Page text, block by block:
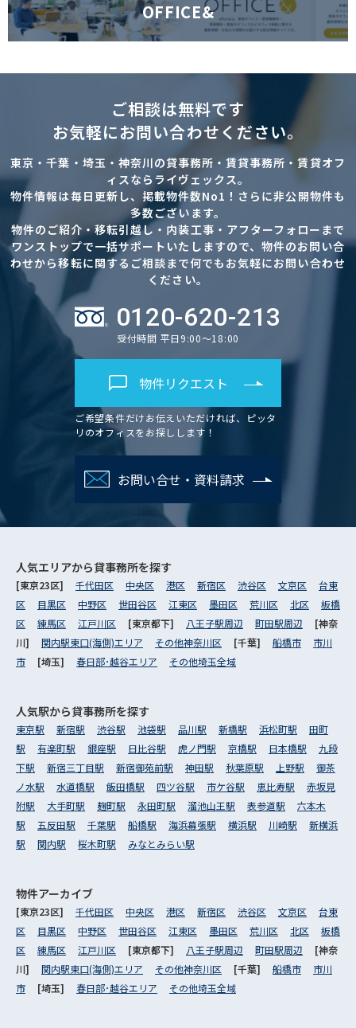
OFFICE&
ご相談は無料です
お気軽にお問い合わせください。
東京・千葉・埼玉・神奈川の貸事務所・賃貸事務所・賃貸オフ
ィスならライヴェックス。
物件情報は毎日更新し、掲載物件数No1！さらに非公開物件も
多数ございます。
物件のご紹介・移転引越し・内装工事・アフターフォローまで
ワンストップで一括サポートいたしますので、物件のお問い合
わせから移転に関するご相談まで何でもお気軽にお問い合わせ
ください。
0120-620-213
受付時間 平日9:00～18:00
物件リクエスト
ご希望条件だけお伝えいただければ、ピッタ
リのオフィスをお探しします！
お問い合せ・資料請求
人気エリアから貸事務所を探す
[東京23区] 千代田区 中央区 港区 新宿区 渋谷区 文京区
台東
区
目黒区 中野区 世田谷区 江東区 墨田区 荒川区 北区
板橋
区
練馬区 江戸川区 [東京都下] 八王子駅周辺 町田駅周辺
[神奈
川] 関内駅東口(海側)エリア その他神奈川区 [千葉] 船橋市
市川
市
[埼玉] 春日部･越谷エリア その他埼玉全域
人気駅から貸事務所を探す
東京駅 新宿駅 渋谷駅 池袋駅 品川駅 新橋駅 浜松町駅
田町
駅
有楽町駅 銀座駅 日比谷駅 虎ノ門駅 京橋駅 日本橋駅
九段
下駅
新宿三丁目駅 新宿御苑前駅 神田駅 秋葉原駅 上野駅
御茶
ノ水駅
水道橋駅 飯田橋駅 四ツ谷駅 市ケ谷駅 恵比寿駅
赤坂見
附駅
大手町駅 麹町駅 永田町駅 溜池山王駅 表参道駅
六本木
駅
五反田駅 千葉駅 船橋駅 海浜幕張駅 横浜駅 川崎駅
新横浜
駅
関内駅 桜木町駅 みなとみらい駅
物件アーカイブ
[東京23区] 千代田区 中央区 港区 新宿区 渋谷区 文京区
台東
区
目黒区 中野区 世田谷区 江東区 墨田区 荒川区 北区
板橋
区
練馬区 江戸川区 [東京都下] 八王子駅周辺 町田駅周辺
[神奈
川] 関内駅東口(海側)エリア その他神奈川区 [千葉] 船橋市
市川
市
[埼玉] 春日部･越谷エリア その他埼玉全域